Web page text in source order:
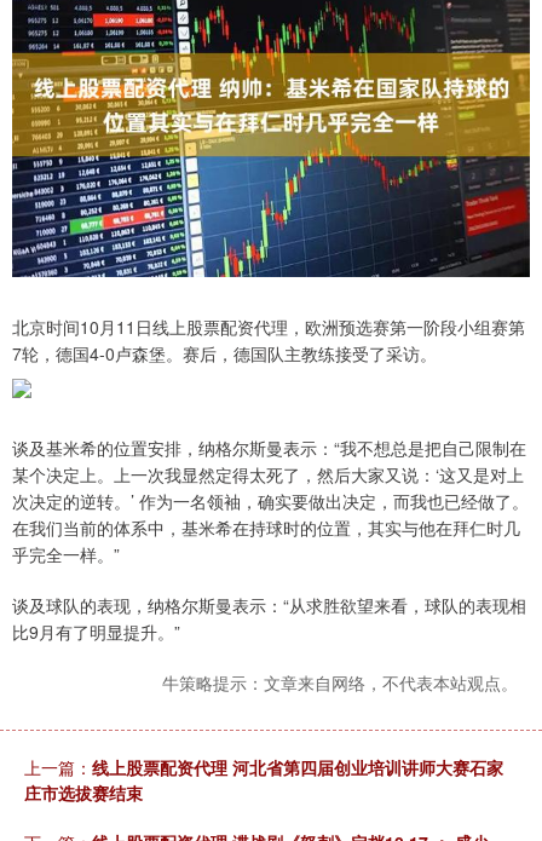
北京时间10月11日线上股票配资代理，欧洲预选赛第一阶段小组赛第
7轮，德国4-0卢森堡。赛后，德国队主教练接受了采访。
谈及基米希的位置安排，纳格尔斯曼表示：“我不想总是把自己限制在
某个决定上。上一次我显然定得太死了，然后大家又说：‘这又是对上
次决定的逆转。’ 作为一名领袖，确实要做出决定，而我也已经做了。
在我们当前的体系中，基米希在持球时的位置，其实与他在拜仁时几
乎完全一样。”
谈及球队的表现，纳格尔斯曼表示：“从求胜欲望来看，球队的表现相
比9月有了明显提升。”
牛策略提示：文章来自网络，不代表本站观点。
上一篇： 线上股票配资代理 河北省第四届创业培训讲师大赛石家
庄市选拔赛结束